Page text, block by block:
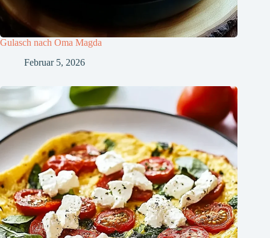
Gulasch nach Oma Magda
Februar 5, 2026